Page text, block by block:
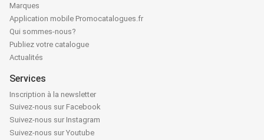
Marques
Application mobile Promocatalogues.fr
Qui sommes-nous?
Publiez votre catalogue
Actualités
Services
Inscription à la newsletter
Suivez-nous sur Facebook
Suivez-nous sur Instagram
Suivez-nous sur Youtube